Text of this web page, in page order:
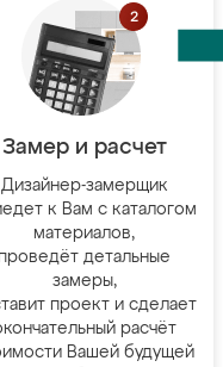
Замер и расчет
Дизайнер-замерщик
к Вам с каталогом
материалов,
проведёт детальные
замеры,
проект и сделает
расчёт
Вашей будущей